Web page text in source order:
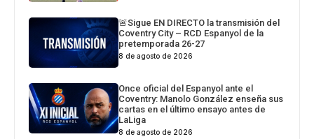
🚨Sigue EN DIRECTO la transmisión del
Coventry City – RCD Espanyol de la
pretemporada 26-27
8 de agosto de 2026
Once oficial del Espanyol ante el
Coventry: Manolo González enseña sus
cartas en el último ensayo antes de
LaLiga
8 de agosto de 2026